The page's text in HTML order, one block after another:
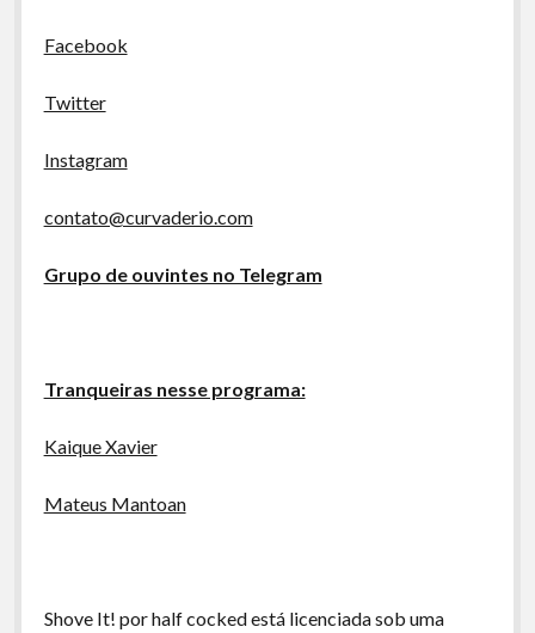
Facebook
Twitter
Instagram
contato@curvaderio.com
Grupo de ouvintes no Telegram
Tranqueiras nesse programa:
Kaique Xavier
Mateus Mantoan
Shove It! por half cocked está licenciada sob uma